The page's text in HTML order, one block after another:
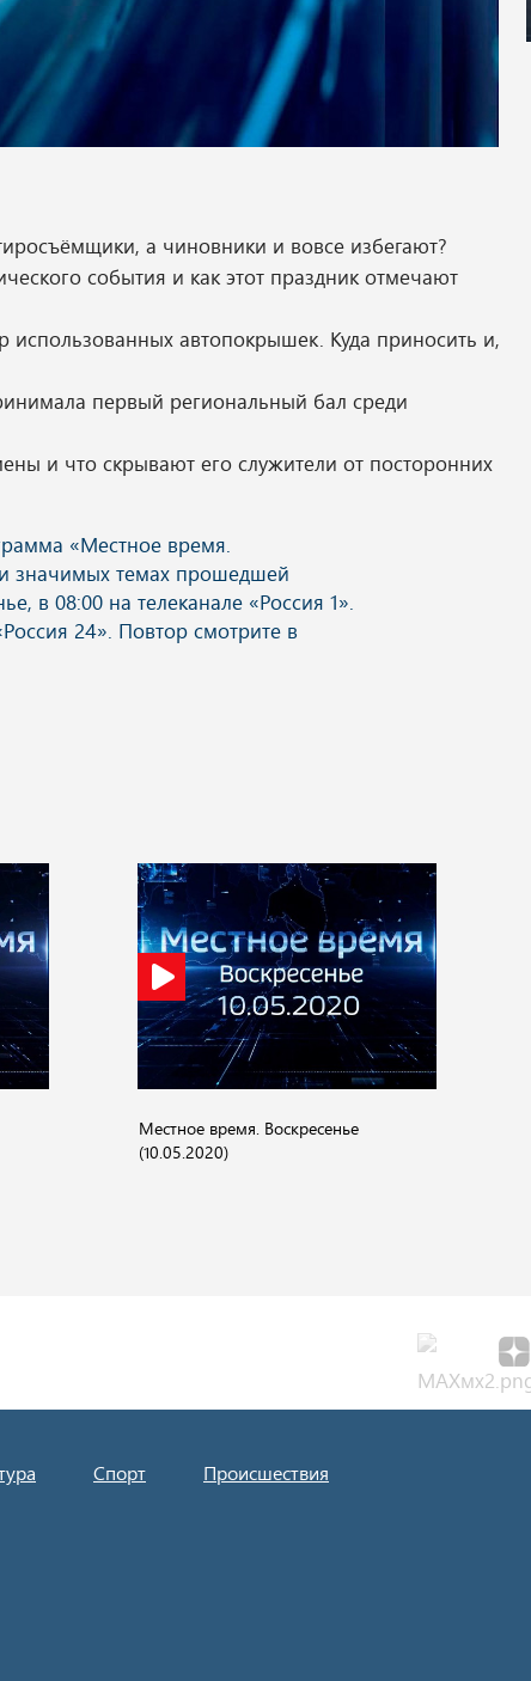
а чиновники и вовсе избегают?
события и как этот праздник отмечают
автопокрышек. Куда приносить и,
первый региональный бал среди
и что скрывают его служители от посторонних
Местное время. Воскресенье
(10.05.2020)
Спорт Происшествия